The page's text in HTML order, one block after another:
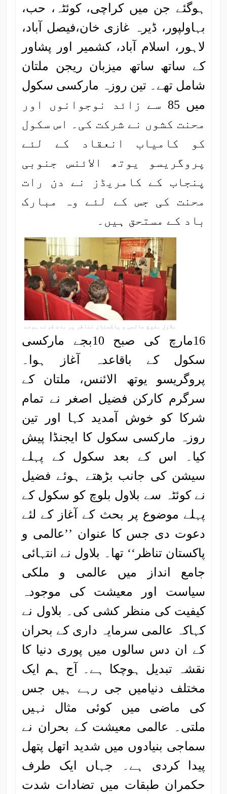
ہوگئے جن میں کراچی، کوئٹہ، حب،
بہاولپور، ڈیرہ غازی خان،فیصل آباد،
لاہور، اسلام آباد، کشمیر اور پشاور
کے ساتھ ساتھ میزبان ریجن ملتان
شامل تھے۔ تین روزہ مارکسی سکول
میں 85 سے زائد نوجوانوں اور
محنت کشوں نے شرکت کی۔ اس سکول
کو کامیاب انعقاد کے لئے
پروگریسو یوتھ الائنس جنوبی
پنجاب کے کامریڈز نے دن رات
محنت کی جس کے لئے وہ مبارک
باد کے مستحق ہیں۔
بلاول بلوچ عالمی و پاکستان تناظر پر بات کرتے ہوئے
16مارچ کی صبح 10بجے مارکسی
سکول کے باقاعدہ آغاز ہوا۔
پروگریسو یوتھ الائنس، ملتان کے
سرگرم کارکن فضیل اصغر نے تمام
شرکا کو خوش آمدید کہا اور تین
روزہ مارکسی سکول کا ایجنڈا پیش
کیا۔ اس کے بعد سکول کے پہلے
سیشن کی جانب بڑھتے ہوئے فضیل
نے کوئٹہ سے بلاول بلوچ کو سکول کے
پہلے موضوع پر بحث کے آغاز کے لئے
دعوت دی جس کا عنوان ’’عالمی و
پاکستان تناظر‘‘ تھا۔ بلاول نے انتہائی
جامع انداز میں عالمی و ملکی
سیاست اور معیشت کی موجودہ
کیفیت کی منظر کشی کی۔ بلاول نے
کہاکہ عالمی سرمایہ داری کے بحران
کے ان دس سالوں میں پوری دنیا کا
نقشہ تبدیل ہوچکا ہے۔ آج ہم ایک
مختلف دنیامیں جی رہے ہیں جس
کی ماضی میں کوئی مثال نہیں
ملتی۔ عالمی معیشت کے بحران نے
سماجی بنیادوں میں شدید اتھل پتھل
پیدا کردی ہے۔ جہاں ایک طرف
حکمران طبقات میں تضادات شدت